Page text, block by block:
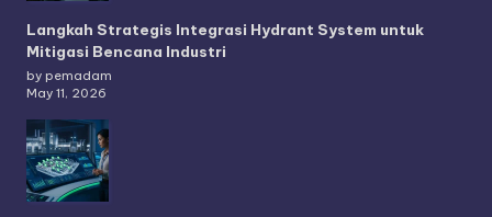
Langkah Strategis Integrasi Hydrant System untuk
Mitigasi Bencana Industri
by pemadam
May 11, 2026